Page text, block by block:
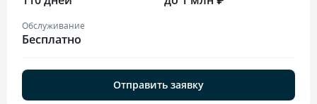
Обслуживание
Бесплатно
Отправить заявку